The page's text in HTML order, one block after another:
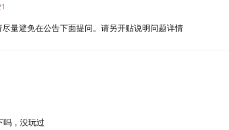
量避免在公告下面提问。请另开贴说明问题详情
，没玩过